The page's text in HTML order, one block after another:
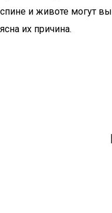
спине и животе могут
ясна их причина.